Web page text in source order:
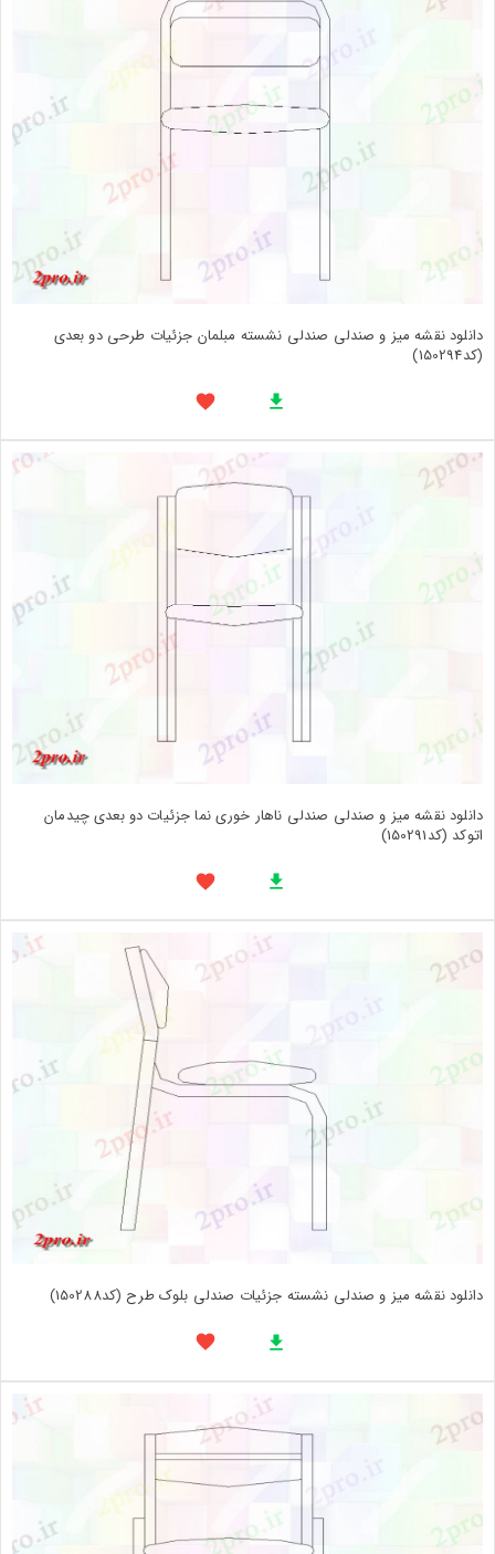
دانلود نقشه میز و صندلی صندلی نشسته مبلمان جزئیات طرحی دو بعدی
(کد150294)
دانلود نقشه میز و صندلی صندلی ناهار خوری نما جزئیات دو بعدی چیدمان
اتوکد (کد150291)
دانلود نقشه میز و صندلی نشسته جزئیات صندلی بلوک طرح (کد150288)